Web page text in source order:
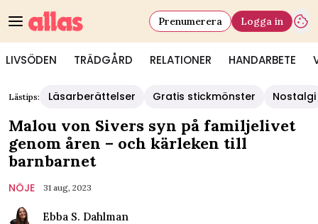
LIVSÖDEN TRÄDGÅRD RELATIONER HANDARBETE
Prenumerera Logga in
Lästips: Läsarberättelser Gratis stickmönster Nostalgi
Malou von Sivers syn på familjelivet
genom åren – och kärleken till
barnbarnet
NÖJE 31 aug, 2023
Ebba S. Dahlman